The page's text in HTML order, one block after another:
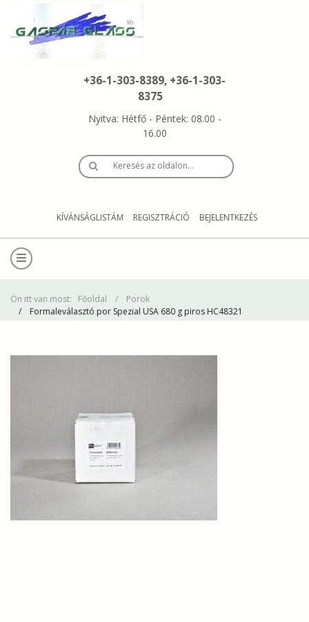
+36-1-303-8389, +36-1-303-
8375
Nyitva: Hétfő - Péntek: 08.00 -
16.00
Keresés az oldalon…
KÍVÁNSÁGLISTÁM REGISZTRÁCIÓ BEJELENTKEZÉS
Ön itt van most: Főoldal
Porok
Formaleválasztó por Spezial USA 680 g piros HC48321